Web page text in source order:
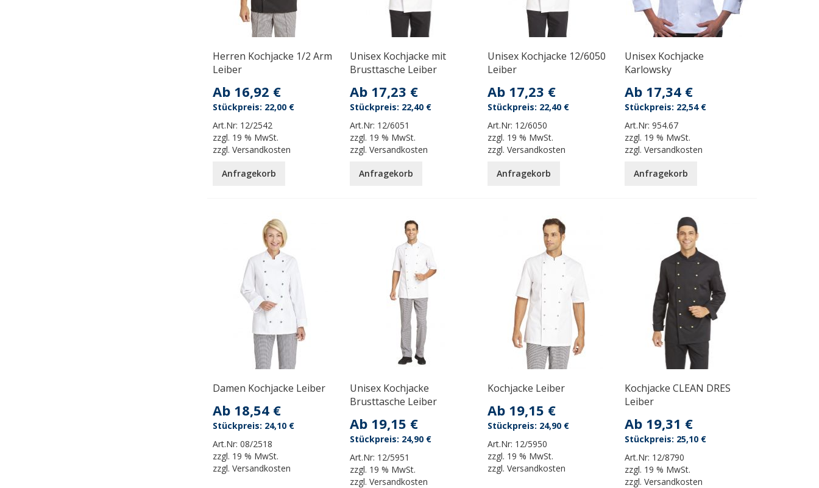
Herren Kochjacke 1/2 Arm
Leiber
Ab 16,92 €
Art.Nr: 12/2542
zzgl. 19 % MwSt.
zzgl. Versandkosten
22,00 €
Anfragekorb
Unisex Kochjacke mit
Brusttasche Leiber
Ab 17,23 €
Art.Nr: 12/6051
zzgl. 19 % MwSt.
zzgl.Versandkosten
22,40 €
Anfragekorb
Unisex Kochjacke 12/6050
Leiber
Ab 17,23 €
Art.Nr: 12/6050
zzgl. 19 % MwSt.
zzgl. Versandkosten
22,40 €
Anfragekorb
Unisex Kochjacke
Karlowsky
Ab 17,34 €
Art.Nr:954.67
zzgl. 19 % MwSt.
zzgl.Versandkosten
22,54 €
Anfragekorb
Damen Kochjacke Leiber
Ab 18,54 €
Art.Nr: 08/2518
zzgl. 19 % MwSt.
zzgl. Versandkosten
24,10 €
Unisex Kochjacke
Brusttasche Leiber
Ab 19,15 €
Art.Nr: 12/5951
zzgl. 19 % MwSt.
zzgl.Versandkosten
24,90 €
Kochjacke Leiber
Ab 19,15 €
Art.Nr: 12/5950
zzgl. 19 % MwSt.
zzgl. Versandkosten
24,90 €
Kochjacke CLEAN DRES
Leiber
Ab 19,31 €
Art.Nr: 12/8790
zzgl. 19 % MwSt.
zzgl.Versandkosten
25,10 €